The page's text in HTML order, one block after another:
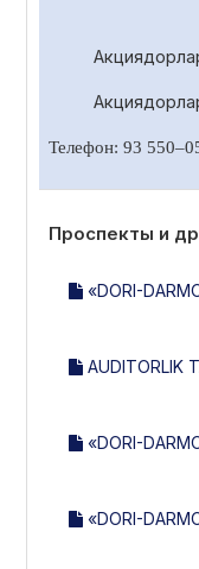
Телефон: 93 550–
Проспекты и
«DORI-
AUDITORLIK
«DORI-
«DORI-